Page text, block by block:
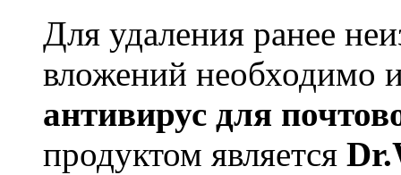
Для удаления ранее
вложений необходимо
антивирус для
продуктом является